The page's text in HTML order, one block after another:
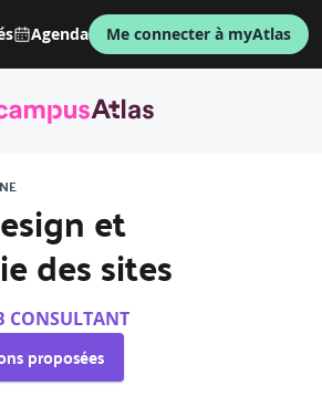
Agenda Me connecter à myAtlas
et
des sites
CONSULTANT
proposées